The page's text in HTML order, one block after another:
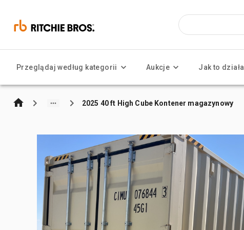
Przeglądaj według kategorii Aukcje Jak to działa
2025 40 ft High Cube Kontener magazynowy